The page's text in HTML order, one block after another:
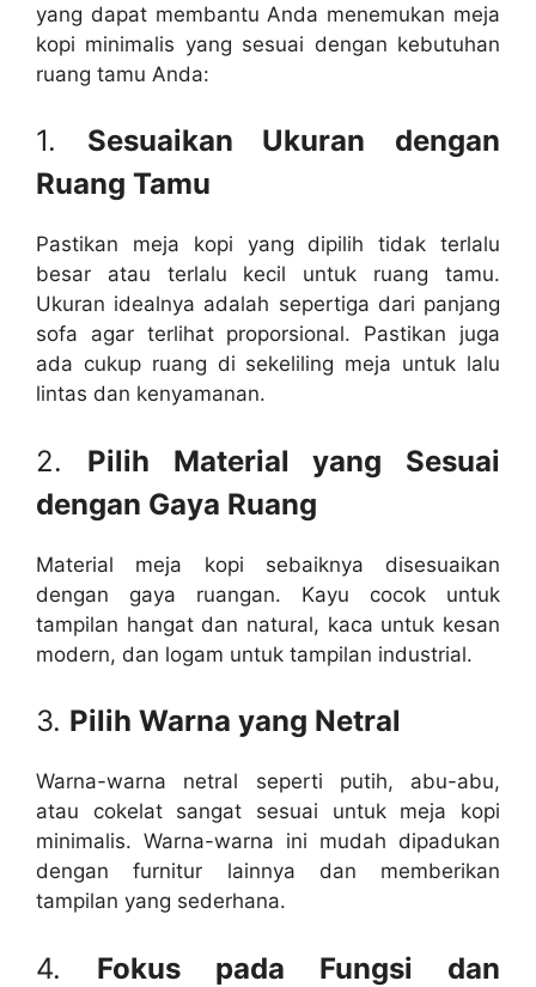
yang dapat membantu Anda menemukan meja
kopi minimalis yang sesuai dengan kebutuhan
ruang tamu Anda:
1. Sesuaikan Ukuran dengan
Ruang Tamu
Pastikan meja kopi yang dipilih tidak terlalu
besar atau terlalu kecil untuk ruang tamu.
Ukuran idealnya adalah sepertiga dari panjang
sofa agar terlihat proporsional. Pastikan juga
ada cukup ruang di sekeliling meja untuk lalu
lintas dan kenyamanan.
2. Pilih Material yang Sesuai
dengan Gaya Ruang
Material meja kopi sebaiknya disesuaikan
dengan gaya ruangan. Kayu cocok untuk
tampilan hangat dan natural, kaca untuk kesan
modern, dan logam untuk tampilan industrial.
3. Pilih Warna yang Netral
Warna-warna netral seperti putih, abu-abu,
atau cokelat sangat sesuai untuk meja kopi
minimalis. Warna-warna ini mudah dipadukan
dengan furnitur lainnya dan memberikan
tampilan yang sederhana.
4. Fokus pada Fungsi dan